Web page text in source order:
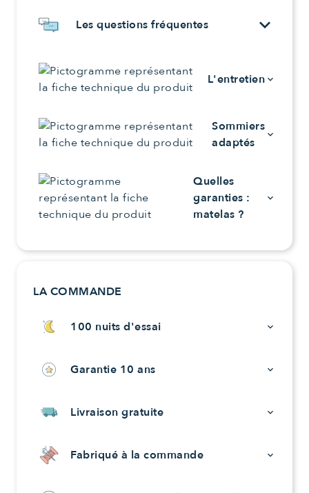
Les questions fréquentes keyboard_arrow_down
L'entretien keyboard_arrow_down
Sommiers
adaptés
keyboard_arrow_down
Quelles
garanties :
matelas ?
keyboard_arrow_down
LA COMMANDE
100 nuits d'essai keyboard_arrow_down
Garantie 10 ans keyboard_arrow_down
Livraison gratuite keyboard_arrow_down
Fabriqué à la commande keyboard_arrow_down